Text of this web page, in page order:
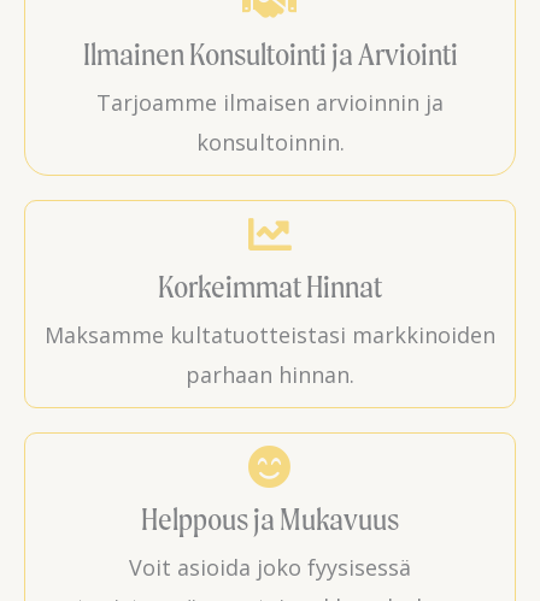
Ilmainen Konsultointi ja Arviointi
Tarjoamme ilmaisen arvioinnin ja
konsultoinnin.
Korkeimmat Hinnat
Maksamme kultatuotteistasi markkinoiden
parhaan hinnan.
Helppous ja Mukavuus
Voit asioida joko fyysisessä